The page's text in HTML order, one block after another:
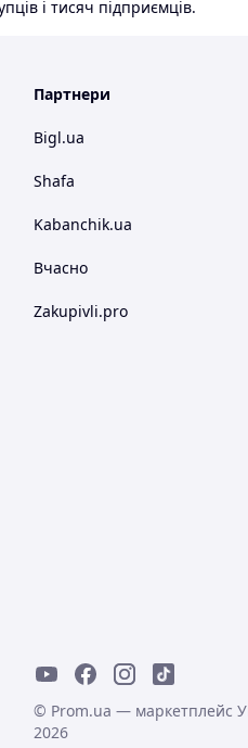
і тисяч підприємців.
Партнери
Bigl.ua
Shafa
Kabanchik.ua
Вчасно
Zakupivli.pro
© Prom.ua — маркетплейс
2026